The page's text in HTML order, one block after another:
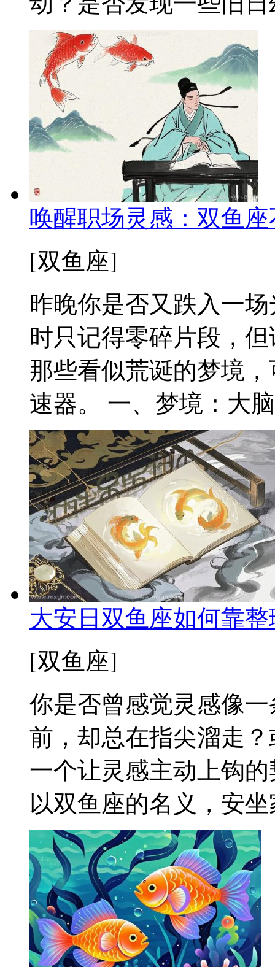
唤醒职场灵感：双鱼
[双鱼座]
昨晚你是否又跌入一
时只记得零碎片段，
那些看似荒诞的梦境
速器。 一、梦境：大
大安日双鱼座如何靠
[双鱼座]
你是否曾感觉灵感像
前，却总在指尖溜走
一个让灵感主动上钩
以双鱼座的名义，安